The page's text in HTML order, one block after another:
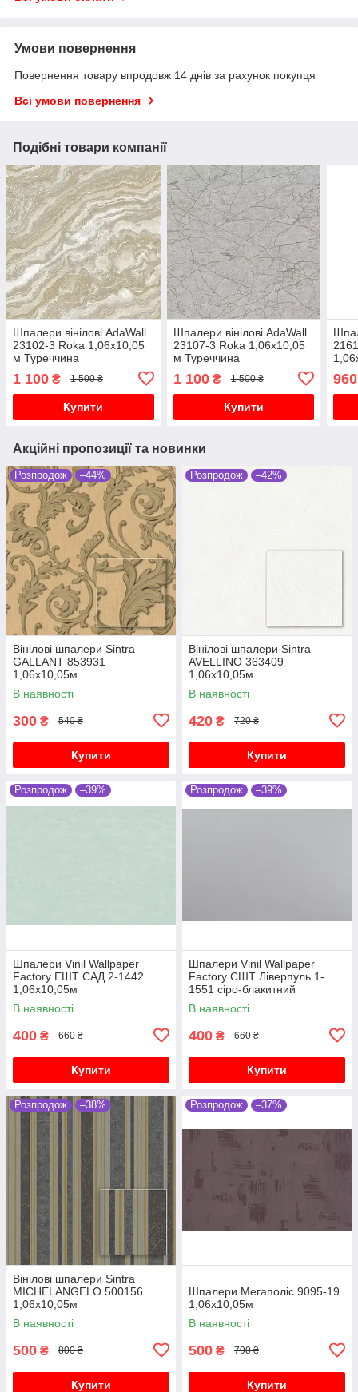
Умови повернення
Повернення товару впродовж 14 днів за рахунок покупця
Всі умови повернення
Подібні товари компанії
Шпалери вінілові AdaWall
23102-3 Roka 1,06х10,05
м Туреччина
1 100 ₴ 1 500 ₴
Купити
Шпалери вінілові AdaWall
23107-3 Roka 1,06х10,05
м Туреччина
1 100₴ 1 500 ₴
Купити
960
Акційні пропозиції та новинки
Розпродож –44%
Вінілові шпалери Sintra
GALLANT 853931
1,06х10,05м
В наявності
300 ₴ 540 ₴
Купити
Розпродож –42%
Вінілові шпалери Sintra
AVELLINO 363409
1,06х10,05м
В наявності
420 ₴ 720 ₴
Купити
Розпродож –39%
Шпалери Vinil Wallpaper
Factory ЕШТ САД 2-1442
1,06х10,05м
В наявності
400 ₴ 660 ₴
Купити
Розпродож –39%
Шпалери Vinil Wallpaper
Factory СШТ Ліверпуль 1-
1551 сіро-блакитний
1,06х10,05м
В наявності
400 ₴ 660 ₴
Купити
Розпродож –38%
Вінілові шпалери Sintra
MICHELANGELO 500156
1,06х10,05м
В наявності
500 ₴ 800 ₴
Купити
Розпродож –37%
Шпалери Мегаполіс 9095-19
1,06х10,05м
В наявності
500 ₴ 790 ₴
Купити